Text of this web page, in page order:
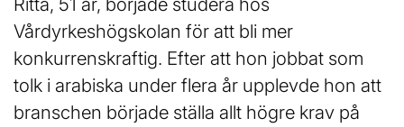
Vårdyrkeshögskolan för att bli mer
konkurrenskraftig. Efter att hon jobbat som
tolk i arabiska under flera år upplevde hon att
branschen började ställa allt högre krav på